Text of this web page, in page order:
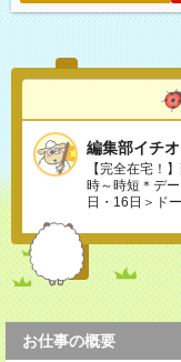
編集部イチ
【完全在宅！
時～時短＊デ
日・16日＞ド
お仕事の概要